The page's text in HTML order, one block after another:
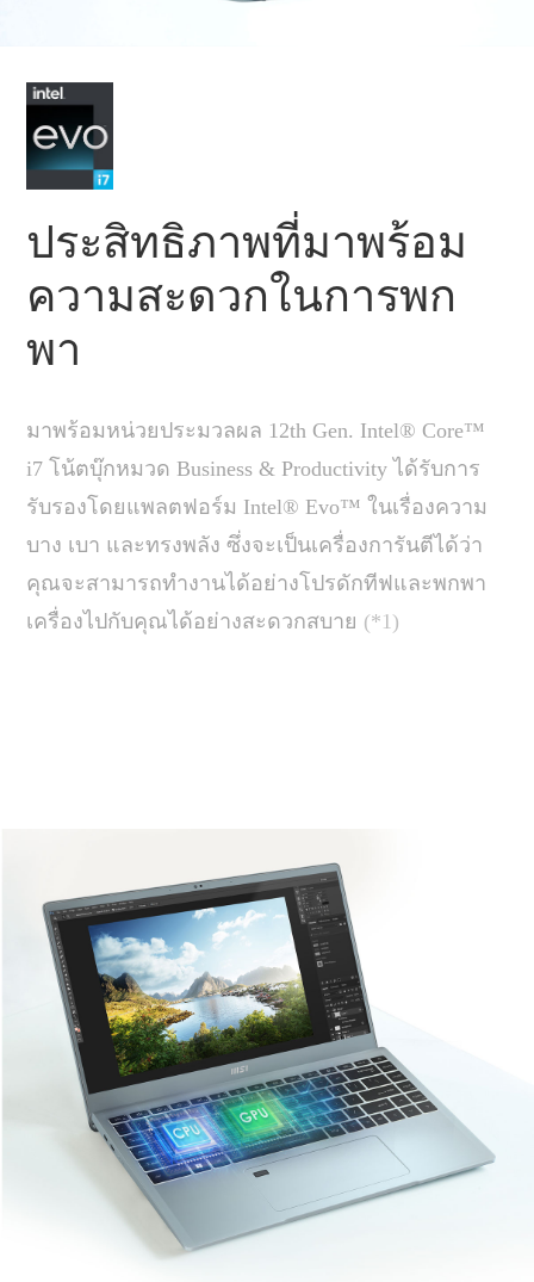
ประสิทธิภาพที่มาพร้อม
ความสะดวกในการพก
พา
มาพร้อมหน่วยประมวลผล 12th Gen. Intel® Core™
i7 โน้ตบุ๊กหมวด Business & Productivity ได้รับการ
รับรองโดยแพลตฟอร์ม Intel® Evo™ ในเรื่องความ
บาง เบา และทรงพลัง ซึ่งจะเป็นเครื่องการันตีได้ว่า
คุณจะสามารถทำงานได้อย่างโปรดักทีฟและพกพา
เครื่องไปกับคุณได้อย่างสะดวกสบาย (*1)